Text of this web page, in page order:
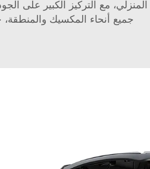
مع التركيز الكبير على
جميع أنحاء المكسيك